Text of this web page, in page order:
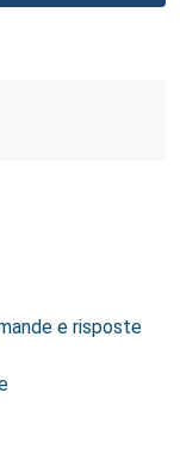
e risposte